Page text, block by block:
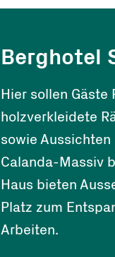
Berghotel
Hier sollen Gäste
holzverkleidete
sowie
Calanda-Massiv
Haus bieten
Platz zum
Arbeiten.